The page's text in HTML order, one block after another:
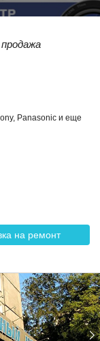
Panasonic и еще
на ремонт